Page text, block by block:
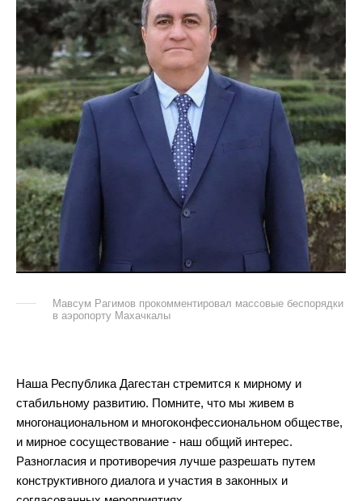
Мавсум Рагимов прокомментировал массовые беспорядки
в аэропорту Махачкалы
Наша Республика Дагестан стремится к мирному и
стабильному развитию. Помните, что мы живем в
многонациональном и многоконфессиональном обществе,
и мирное сосуществование - наш общий интерес.
Разногласия и противоречия лучше разрешать путем
конструктивного диалога и участия в законных и